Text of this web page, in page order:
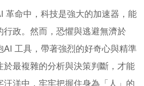
革命中，科技是強大的加速器，能
政。然而，恐懼與逃避無濟於
AI 工具，帶著強烈的好奇心與精準
於最複雜的分析與決策判斷，才能
洋中，牢牢把握住身為「人」的